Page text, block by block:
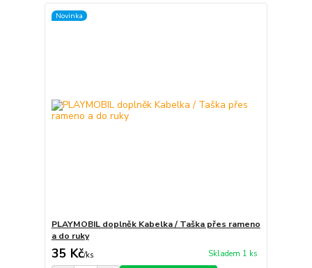
Novinka
PLAYMOBIL doplněk Kabelka / Taška přes rameno
a do ruky
35 Kč/ks Skladem 1 ks